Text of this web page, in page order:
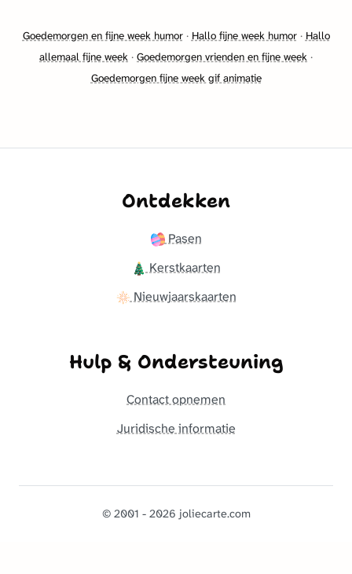
Goedemorgen en fijne week humor· Hallo fijne week humor· Hallo
allemaal fijne week · Goedemorgen vrienden en fijne week ·
Goedemorgen fijne week gif animatie
Ontdekken
Pasen
Kerstkaarten
Nieuwjaarskaarten
Hulp & Ondersteuning
Contact opnemen
Juridische informatie
© 2001 - 2026 joliecarte.com